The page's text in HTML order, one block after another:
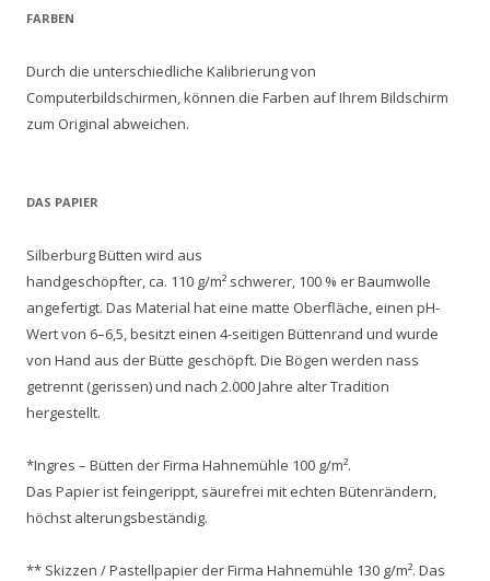
FARBEN
Durch die unterschiedliche Kalibrierung von
Computerbildschirmen, können die Farben auf Ihrem Bildschirm
zum Original abweichen.
DAS PAPIER
Silberburg Bütten wird aus
handgeschöpfter, ca. 110 g/m² schwerer, 100 % er Baumwolle
angefertigt. Das Material hat eine matte Oberfläche, einen pH-
Wert von 6–6,5, besitzt einen 4-seitigen Büttenrand und wurde
von Hand aus der Bütte geschöpft. Die Bögen werden nass
getrennt (gerissen) und nach 2.000 Jahre alter Tradition
hergestellt.
*Ingres – Bütten der Firma Hahnemühle 100 g/m².
Das Papier ist feingerippt, säurefrei mit echten Bütenrändern,
höchst alterungsbeständig.
** Skizzen / Pastellpapier der Firma Hahnemühle 130 g/m². Das